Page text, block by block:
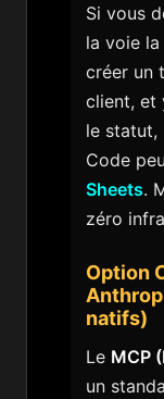
Si vous
la voie
créer un
client, et
le statut,
Code
Sheets.
zéro
Option
natifs)
Le MCP
un